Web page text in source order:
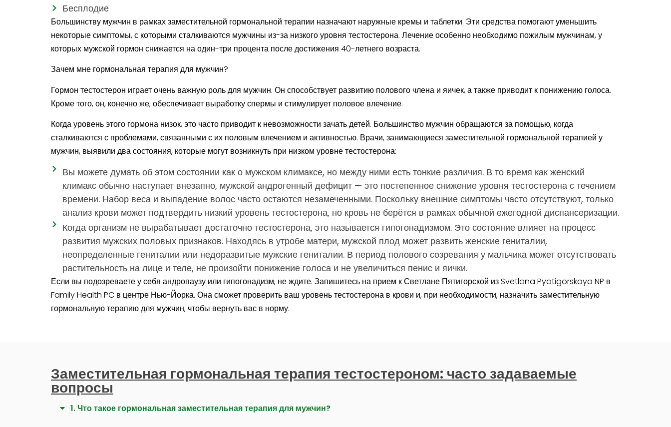
Бесплодие
Большинству мужчин в рамках заместительной гормональной терапии назначают наружные кремы и таблетки. Эти средства помогают уменьшить
некоторые симптомы, с которыми сталкиваются мужчины из-за низкого уровня тестостерона. Лечение особенно необходимо пожилым мужчинам, у
которых мужской гормон снижается на один-три процента после достижения 40-летнего возраста.
Зачем мне гормональная терапия для мужчин?
Гормон тестостерон играет очень важную роль для мужчин. Он способствует развитию полового члена и яичек, а также приводит к понижению голоса.
Кроме того, он, конечно же, обеспечивает выработку спермы и стимулирует половое влечение.
Когда уровень этого гормона низок, это часто приводит к невозможности зачать детей. Большинство мужчин обращаются за помощью, когда
сталкиваются с проблемами, связанными с их половым влечением и активностью. Врачи, занимающиеся заместительной гормональной терапией у
мужчин, выявили два состояния, которые могут возникнуть при низком уровне тестостерона:
Вы можете думать об этом состоянии как о мужском климаксе, но между ними есть тонкие различия. В то время как женский
климакс обычно наступает внезапно, мужской андрогенный дефицит — это постепенное снижение уровня тестостерона с течением
времени. Набор веса и выпадение волос часто остаются незамеченными. Поскольку внешние симптомы часто отсутствуют, только
анализ крови может подтвердить низкий уровень тестостерона, но кровь не берётся в рамках обычной ежегодной диспансеризации.
Когда организм не вырабатывает достаточно тестостерона, это называется гипогонадизмом. Это состояние влияет на процесс
развития мужских половых признаков. Находясь в утробе матери, мужской плод может развить женские гениталии,
неопределенные гениталии или недоразвитые мужские гениталии. В период полового созревания у мальчика может отсутствовать
растительность на лице и теле, не произойти понижение голоса и не увеличиться пенис и яички.
Если вы подозреваете у себя андропаузу или гипогонадизм, не ждите. Запишитесь на прием к Светлане Пятигорской из Svetlana Pyatigorskaya NP в
Family Health PC в центре Нью-Йорка. Она сможет проверить ваш уровень тестостерона в крови и, при необходимости, назначить заместительную
гормональную терапию для мужчин, чтобы вернуть вас в норму.
Заместительная гормональная терапия тестостероном: часто задаваемые
вопросы
1. Что такое гормональная заместительная терапия для мужчин?